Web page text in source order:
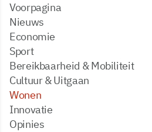
Voorpagina
Nieuws
Economie
Sport
Bereikbaarheid & Mobiliteit
Cultuur & Uitgaan
Wonen
Innovatie
Opinies